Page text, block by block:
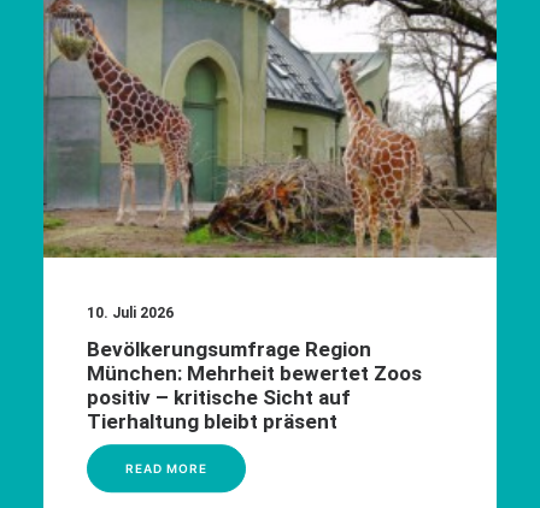
10. Juli 2026
Bevölkerungsumfrage Region
München: Mehrheit bewertet Zoos
positiv – kritische Sicht auf
Tierhaltung bleibt präsent
READ MORE